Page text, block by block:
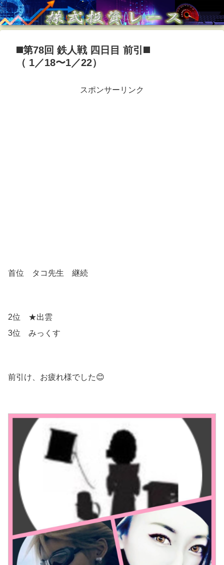
◼️第78回 鉄人戦 四日目 前引◼️
（ 1／18〜1／22）
スポンサーリンク
首位 タコ先生 継続
2位 ★出雲
3位 みっくす
前引け、お疲れ様でした😊